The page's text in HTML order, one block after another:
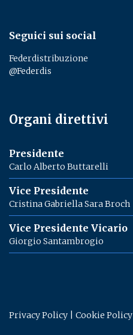
Seguici sui social
Federdistribuzione
@Federdis
Organi direttivi
Presidente
Carlo Alberto Buttarelli
Vice Presidente
Cristina Gabriella Sara Broch
Vice Presidente Vicario
Giorgio Santambrogio
Privacy Policy Cookie Policy